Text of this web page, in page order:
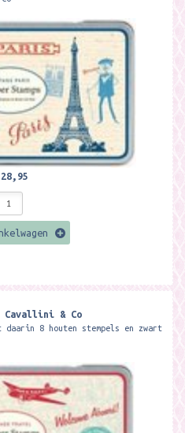
Cavallini & Co
8 houten stempels en zwart